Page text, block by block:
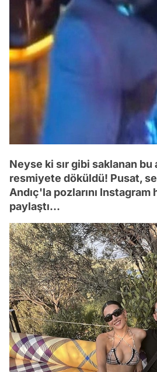
Neyse ki sır gibi saklanan bu
resmiyete döküldü! Pusat,
Andıç'la pozlarını Instagram
paylaştı...